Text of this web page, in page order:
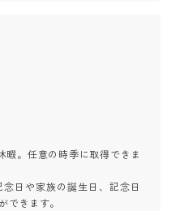
暇。任意の時季に取得できま
日や家族の誕生日、記念日
できます。